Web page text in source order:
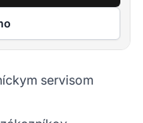
servisom